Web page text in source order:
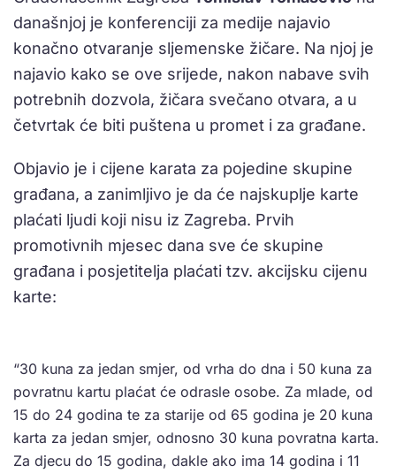
današnjoj je konferenciji za medije najavio
konačno otvaranje sljemenske žičare. Na njoj je
najavio kako se ove srijede, nakon nabave svih
potrebnih dozvola, žičara svečano otvara, a u
četvrtak će biti puštena u promet i za građane.
Objavio je i cijene karata za pojedine skupine
građana, a zanimljivo je da će najskuplje karte
plaćati ljudi koji nisu iz Zagreba. Prvih
promotivnih mjesec dana sve će skupine
građana i posjetitelja plaćati tzv. akcijsku cijenu
karte:
“30 kuna za jedan smjer, od vrha do dna i 50 kuna za
povratnu kartu plaćat će odrasle osobe. Za mlade, od
15 do 24 godina te za starije od 65 godina je 20 kuna
karta za jedan smjer, odnosno 30 kuna povratna karta.
Za djecu do 15 godina, dakle ako ima 14 godina i 11